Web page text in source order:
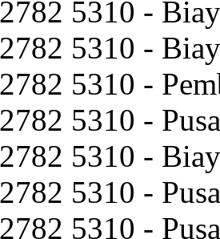
5310 -
5310 -
5310 -
5310 -
5310 -
5310 -
5310 -